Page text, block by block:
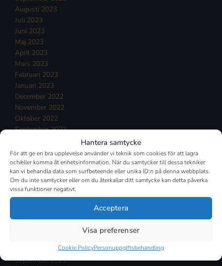
Hantera samtycke
För att ge en bra upplevelse använder vi teknik som cookies för att lagra
och/eller komma åt enhetsinformation. När du samtycker till dessa tekniker
kan vi behandla data som surfbeteende eller unika ID:n på denna webbplats.
Om du inte samtycker eller om du återkallar ditt samtycke kan detta påverka
vissa funktioner negativt.
Acceptera
Visa preferenser
Cookie PolicyPersonuppgiftsbehandling
Augusti 2023
Juli 2023
Juni 2023
Maj 2023
April 2023
Mars 2023
Februari 2023
Januari 2023
December 2022
November 2022
Oktober 2022
September 2022
Juli 2022
Juni 2022
Maj 2022
April 2022
Mars 2022
September 2021